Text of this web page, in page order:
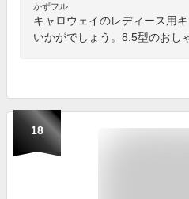
かずフル
キャロウェイのレディース用
いかがでしょう。8.5型のおし
18